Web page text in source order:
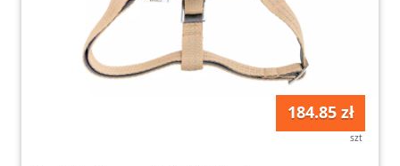
184.85 zł
szt